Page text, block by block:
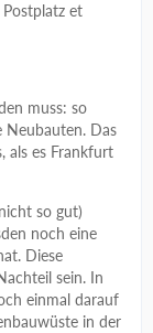
Postplatz et
muss: so
Neubauten. Das
als es Frankfurt
so gut)
noch eine
Diese
sein. In
einmal darauf
in der